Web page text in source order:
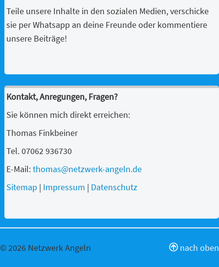
Teile unsere Inhalte in den sozialen Medien, verschicke
sie per Whatsapp an deine Freunde oder kommentiere
unsere Beiträge!
Kontakt, Anregungen, Fragen?
Sie können mich direkt erreichen:
Thomas Finkbeiner
Tel. 07062 936730
E-Mail:thomas@netzwerk-angeln.de
Sitemap | Impressum | Datenschutz
nach oben
© 2026 Netzwerk Angeln